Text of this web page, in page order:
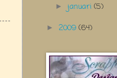
► januari(5)
► 2009 (64)